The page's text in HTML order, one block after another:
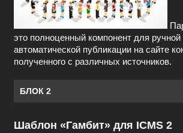
это полноценный компонент для ручной
автоматической публикации на сайте
полученного с различных источников.
БЛОК 2
Шаблон «Гамбит» для ICMS 2